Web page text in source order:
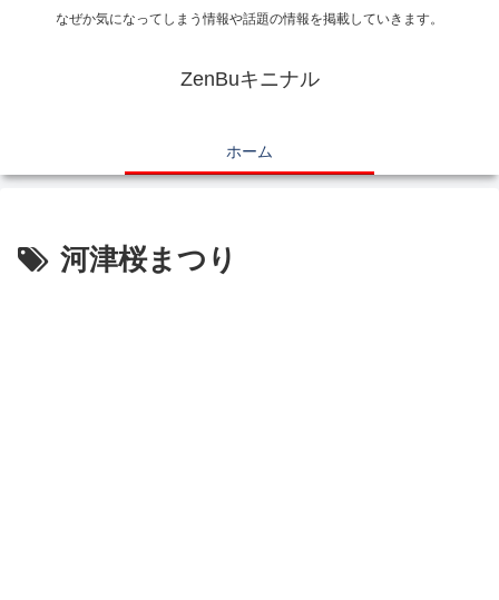
なぜか気になってしまう情報や話題の情報を掲載していきます。
ZenBuキニナル
ホーム
河津桜まつり